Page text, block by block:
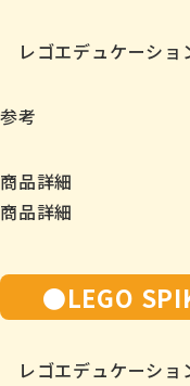
レゴエデュケーショ
参考
商品詳細
商品詳細
●LEGO
レゴエデュケーショ